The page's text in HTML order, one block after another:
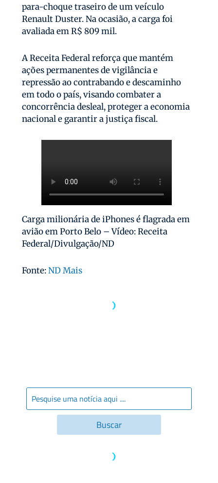
para-choque traseiro de um veículo
Renault Duster. Na ocasião, a carga foi
avaliada em R$ 809 mil.
A Receita Federal reforça que mantém
ações permanentes de vigilância e
repressão ao contrabando e descaminho
em todo o país, visando combater a
concorrência desleal, proteger a economia
nacional e garantir a justiça fiscal.
Carga milionária de iPhones é flagrada em
avião em Porto Belo – Vídeo: Receita
Federal/Divulgação/ND
Fonte:ND Mais